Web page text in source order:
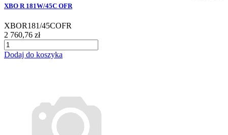
XBO R 181W/45C OFR
XBOR181/45COFR
2 760,76 zł
Dodaj do koszyka